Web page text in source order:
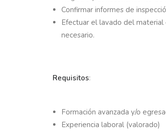
Confirmar informes de
Efectuar el lavado del material
necesario.
Requisitos:
Formación avanzada y/o
Experiencia laboral (valorado)